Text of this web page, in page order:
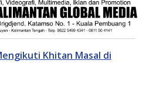
Khitan Masal di